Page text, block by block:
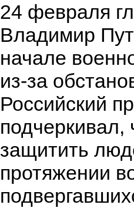
24 февраля
Владимир
начале
из-за
Российский
подчеркивал,
защитить
протяжении